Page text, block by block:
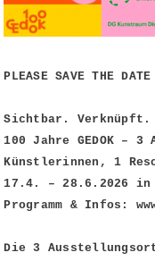
PLEASE SAVE THE
Sichtbar.
100 Jahre GEDOK –
Künstlerinnen, 1
17.4. – 28.6.2026 in
Programm & Infos:
Die 3